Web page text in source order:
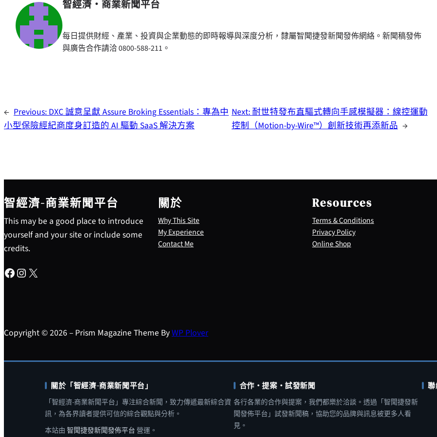
智經濟・商業新聞平台
每日提供財經、產業、投資與企業動態的即時報導與深度分析，隸屬智聞捷發新聞發佈網絡。新聞稿發佈
與廣告合作請洽 0800-588-211。
← Previous: DXC 誠意呈獻 Assure Broking Essentials：專為中
小型保險經紀商度身訂造的 AI 驅動 SaaS 解決方案
Next:耐世特發布直驅式轉向手感模擬器：線控運動
控制（Motion-by-Wire™）創新技術再添新品 →
智經濟-商業新聞平台
This may be a good place to introduce
yourself and your site or include some
credits.
Facebook Instagram X
關於
Why This Site
My Experience
Contact Me
Resources
Terms & Conditions
Privacy Policy
Online Shop
Copyright © 2026 – Prism Magazine Theme ByWP Plover
關於「智經濟-商業新聞平台」
「智經濟-商業新聞平台」專注綜合新聞，致力傳遞最新綜合資
訊，為各界讀者提供可信的綜合觀點與分析。
本站由 智聞捷發新聞發佈平台 營運。
合作・提案・試發新聞
各行各業的合作與提案，我們都樂於洽談。透過「智聞捷發新
聞發佈平台」試發新聞稿，協助您的品牌與訊息被更多人看
見。